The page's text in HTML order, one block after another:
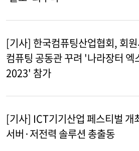
[기사] 한국컴퓨팅산업협회, 회
컴퓨팅 공동관 꾸려 '나라장터 엑
2023' 참가
[기사] ICT기기산업 페스티벌
서버·저전력 솔루션 총출동